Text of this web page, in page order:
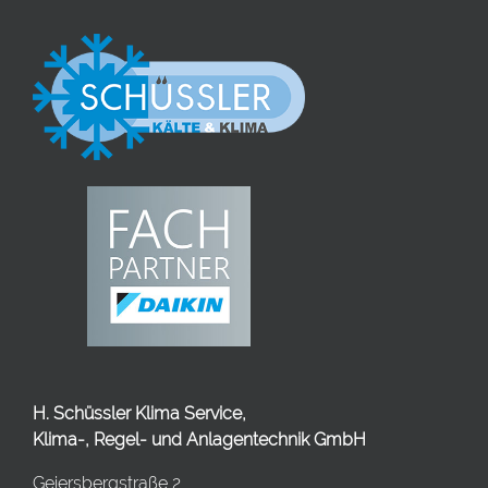
H. Schüssler Klima Service,
Klima-, Regel- und Anlagentechnik GmbH
Geiersbergstraße 2